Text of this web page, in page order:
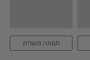
תמונה משנית